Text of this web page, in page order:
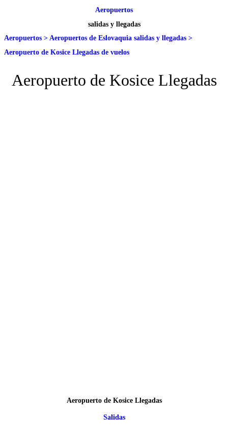
Aeropuertos
salidas y llegadas
Aeropuertos > Aeropuertos de Eslovaquia salidas y llegadas >
Aeropuerto de Kosice Llegadas de vuelos
Aeropuerto de Kosice Llegadas
Aeropuerto de Kosice Llegadas
Salidas